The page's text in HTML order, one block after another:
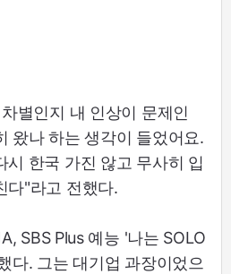
별인지 내 인상이 문제인
왔나 하는 생각이 들었어요.
시 한국 가진 않고 무사히 입
다"라고 전했다.
SBS Plus 예능 '나는 SOLO
다. 그는 대기업 과장이었으